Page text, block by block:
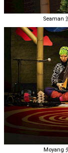
Seaman
Moyang